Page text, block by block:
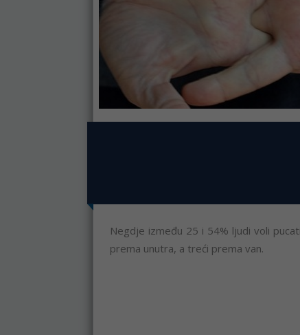
Negdje između 25 i 54% ljudi voli
prema unutra, a treći prema van.